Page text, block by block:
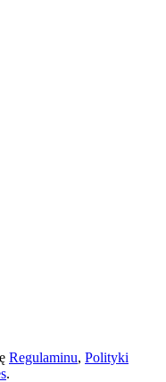
Regulaminu, Polityki
.